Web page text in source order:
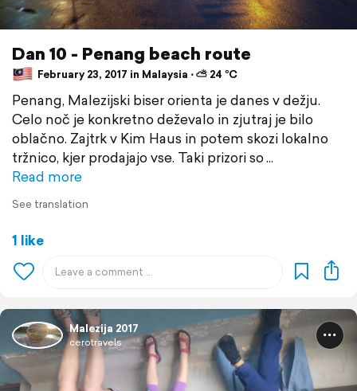
Dan 10 - Penang beach route
February 23, 2017 in Malaysia ⋅ ⛅ 24 °C
Penang, Malezijski biser orienta je danes v dežju.
Celo noč je konkretno deževalo in zjutraj je bilo
oblačno. Zajtrk v Kim Haus in potem skozi lokalno
tržnico, kjer prodajajo vse. Taki prizori so
Read more
See translation
1 like
Malezija 2017
cerotravels